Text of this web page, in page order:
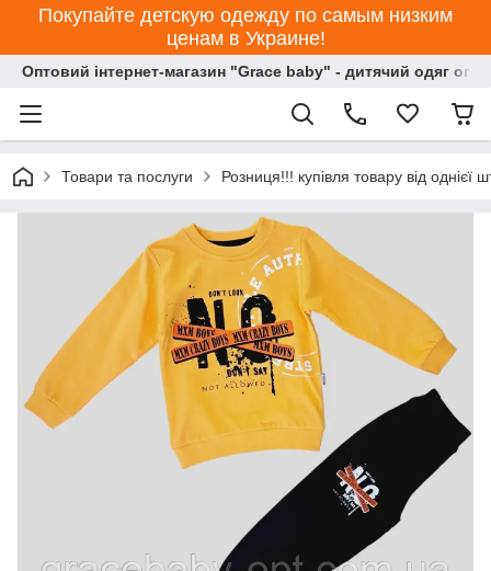
Покупайте детскую одежду по самым низким
ценам в Украине!
Оптовий інтернет-магазин "Grace baby" - дитячий одяг
Товари та послуги Розниця!!! купівля товару від однієї